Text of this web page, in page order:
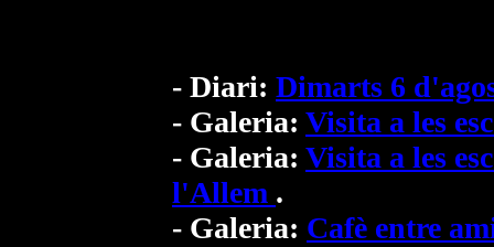
- Diari: Dimarts 6
- Galeria: Visita a les
- Galeria: Visita a les
l'Allem .
- Galeria: Cafè entre